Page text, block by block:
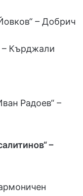
– Добрич
– Кърджали
Радоев“ –
–